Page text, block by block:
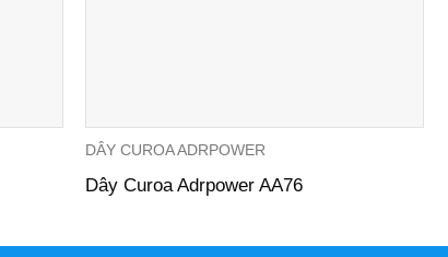
DÂY CUROA ADRPOWER
Dây Curoa Adrpower AA76